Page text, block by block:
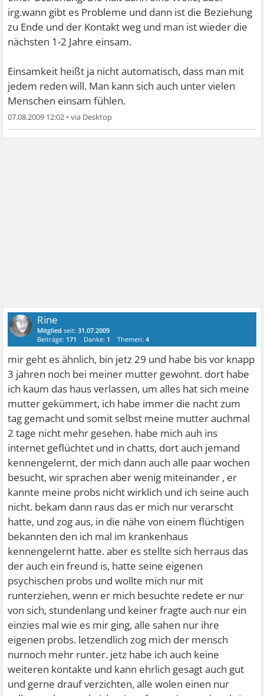
irg.wann gibt es Probleme und dann ist die Beziehung
zu Ende und der Kontakt weg und man ist wieder die
nächsten 1-2 Jahre einsam.
Einsamkeit heißt ja nicht automatisch, dass man mit
jedem reden will. Man kann sich auch unter vielen
Menschen einsam fühlen.
07.08.2009 12:02 •
Rine
Mitglied seit:31.07.2009
Beiträge: 171 Danke: 1 Themen:4
mir geht es ähnlich, bin jetz 29 und habe bis vor knapp
3 jahren noch bei meiner mutter gewohnt. dort habe
ich kaum das haus verlassen, um alles hat sich meine
mutter gekümmert, ich habe immer die nacht zum
tag gemacht und somit selbst meine mutter auchmal
2 tage nicht mehr gesehen. habe mich auh ins
internet geflüchtet und in chatts, dort auch jemand
kennengelernt, der mich dann auch alle paar wochen
besucht, wir sprachen aber wenig miteinander , er
kannte meine probs nicht wirklich und ich seine auch
nicht. bekam dann raus das er mich nur verarscht
hatte, und zog aus, in die nähe von einem flüchtigen
bekannten den ich mal im krankenhaus
kennengelernt hatte. aber es stellte sich herraus das
der auch ein freund is, hatte seine eigenen
psychischen probs und wollte mich nur mit
runterziehen, wenn er mich besuchte redete er nur
von sich, stundenlang und keiner fragte auch nur ein
einzies mal wie es mir ging, alle sahen nur ihre
eigenen probs. letzendlich zog mich der mensch
nurnoch mehr runter. jetz habe ich auch keine
weiteren kontakte und kann ehrlich gesagt auch gut
und gerne drauf verzichten, alle wolen einen nur